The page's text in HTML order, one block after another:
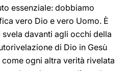
essenziale: dobbiamo
vero Dio e vero Uomo. È
svela davanti agli occhi della
di Dio in Gesù
ogni altra verità rivelata